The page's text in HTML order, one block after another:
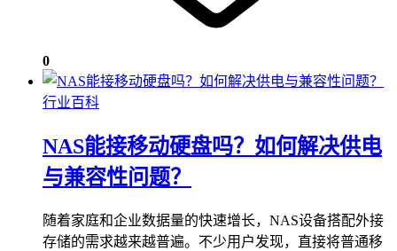
0
行业百科
NAS能接移动硬盘吗？如何解决供电
与兼容性问题？
随着家庭和企业数据量的快速增长，NAS设备搭配外接
存储的需求越来越普遍。不少用户发现，直接将普通移